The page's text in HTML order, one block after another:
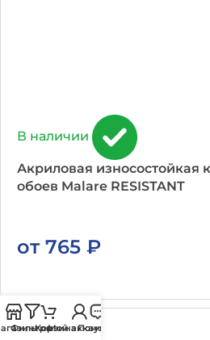
В наличии
Акриловая износостойкая
обоев Malare RESISTANT
от 765 ₽
ФильтрыКорзина
Мой аккаунт
Помощь